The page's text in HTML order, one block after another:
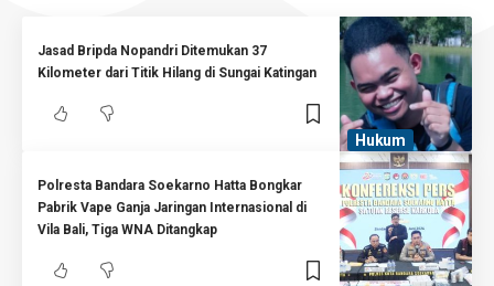
Hukum
Jasad Bripda Nopandri Ditemukan 37
Kilometer dari Titik Hilang di Sungai Katingan
Polresta Bandara Soekarno Hatta Bongkar
Pabrik Vape Ganja Jaringan Internasional di
Vila Bali, Tiga WNA Ditangkap